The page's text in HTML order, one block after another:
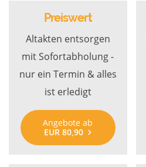
Preiswert
Altakten entsorgen
mit Sofortabholung -
nur ein Termin & alles
ist erledigt
Angebote ab
EUR 80,90